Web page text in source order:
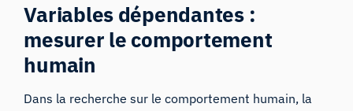
Variables dépendantes :
mesurer le comportement
humain
Dans la recherche sur le comportement humain, la